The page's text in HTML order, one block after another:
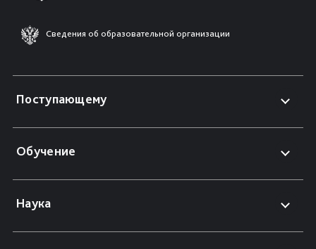
Сведения об образовательной организации
Поступающему
Обучение
Наука